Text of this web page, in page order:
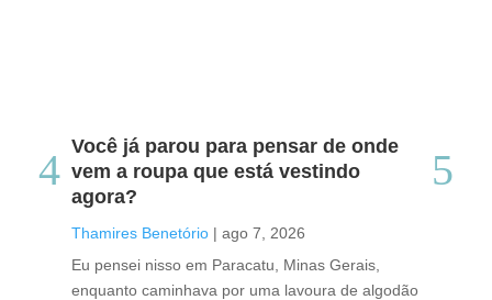
Você já parou para pensar de onde
vem a roupa que está vestindo
agora?
Thamires Benetório | ago 7, 2026
Eu pensei nisso em Paracatu, Minas Gerais,
enquanto caminhava por uma lavoura de algodão